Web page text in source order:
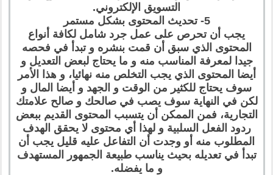
التسويق الإلكتروني.
5- تحديث المحتوى بشكل مستمر
يجب أن تحرص على عمل جرد شامل لكافة أنواع
المحتوى الذي سبق أن قمت بنشره و تبدأ في فحصه
جيدا لمعرفة المناسب منه و ما يحتاج لبعض التعديل و
أيضا المحتوى الذي يجب التخلص منه نهائيا، و هذا الأمر
سوف يحتاج للكثير من الوقت و الجهد و أيضا المال و
لكن في النهاية سوف يصب في صالحك و صالح علامتك
التجارية، فمن الممكن أن يتسبب المحتوى القديم ببعض
ردود الفعل السلبية و لهذا أي محتوى لا يحقق الهدف
المطلوب منه أو وجدت أن التفاعل عليه قليل يجب أن
تبدأ في تعديله بحيث يناسب طبيعة الجمهور المستهدف
و ما يفضله.